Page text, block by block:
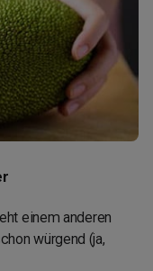
einem anderen
würgend (ja,